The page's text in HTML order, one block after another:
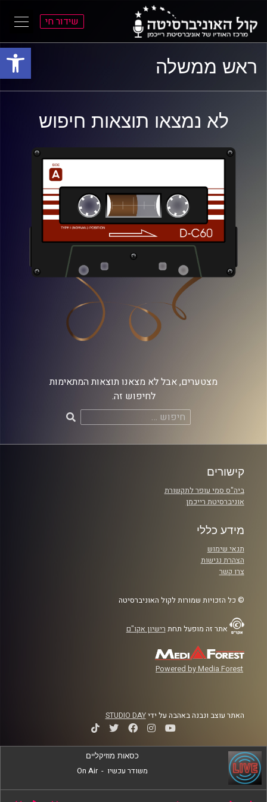
פתח
התפריט
הראשי
התוכן
הראשי
שידור חי
ראש ממשלה
לא נמצאו תוצאות חיפוש
מצטערים, אבל לא מצאנו תוצאות המתאימות
לחיפוש זה.
חיפוש:
קישורים
ביה"ס סמי עופר לתקשורת
אוניברסיטת רייכמן
מידע כללי
תנאי שימוש
הצהרת נגישות
צרו קשר
© כל הזכויות שמורות לקול האוניברסיטה
אתר זה מופעל תחת רישיון אקו"ם
Powered by Media Forest
האתר עוצב ונבנה באהבה על ידיSTUDIO DAY
כסאות מוזיקליים
משודר עכשיו -
On Air